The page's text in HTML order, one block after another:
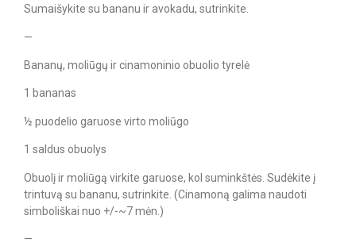
Sumaišykite su bananu ir avokadu, sutrinkite.
—
Bananų, moliūgų ir cinamoninio obuolio tyrelė
1 bananas
½ puodelio garuose virto moliūgo
1 saldus obuolys
Obuolį ir moliūgą virkite garuose, kol suminkštės. Sudėkite į
trintuvą su bananu, sutrinkite. (Cinamoną galima naudoti
simboliškai nuo +/-~7 mėn.)
—